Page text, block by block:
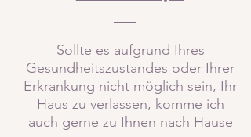
Sollte es aufgrund Ihres
Gesundheitszustandes oder Ihrer
Erkrankung nicht möglich sein, Ihr
Haus zu verlassen, komme ich
auch gerne zu Ihnen nach Hause